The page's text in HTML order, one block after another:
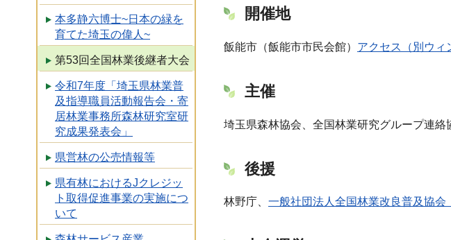
本多静六博士~日本の緑を
育てた埼玉の偉人~
第53回全国林業後継者大会
令和7年度「埼玉県林業普
及指導職員活動報告会・寄
居林業事務所森林研究室研
究成果発表会」
県営林の公売情報等
県有林におけるJクレジッ
ト取得促進事業の実施につ
いて
開催地
飯能市（飯能市市民会館） アクセス（別ウィ
主催
埼玉県森林協会、全国林業研究グループ連絡
後援
林野庁、 一般社団法人全国林業改良普及協会